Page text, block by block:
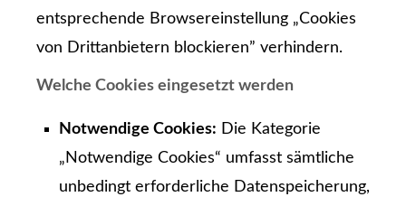
entsprechende Browsereinstellung „Cookies
von Drittanbietern blockieren” verhindern.
Welche Cookies eingesetzt werden
Notwendige Cookies: Die Kategorie
„Notwendige Cookies“ umfasst sämtliche
unbedingt erforderliche Datenspeicherung,